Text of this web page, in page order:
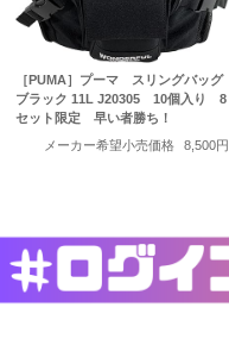
［PUMA］プーマ スリングバッグ
ブラック 11L J20305 10個入り 8
セット限定 早い者勝ち！
メーカー希望小売価格
8,500円